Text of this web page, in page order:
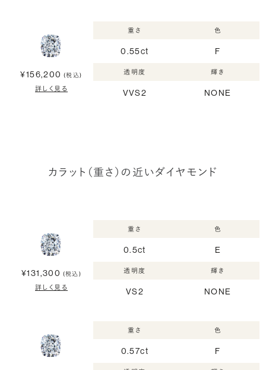
¥156,200 (税込)
詳しく見る
重さ
0.55ct
色
F
透明度
VVS2
輝き
NONE
カラット（重さ）の近いダイヤモンド
¥131,300 (税込)
詳しく見る
重さ
0.5ct
色
E
透明度
VS2
輝き
NONE
重さ
0.57ct
色
F